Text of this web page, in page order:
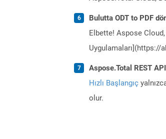
Bulutta ODT to PDF
Elbette! Aspose Cloud,
Uygulamaları](https://
Aspose.Total REST
Hızlı Başlangıç
olur.